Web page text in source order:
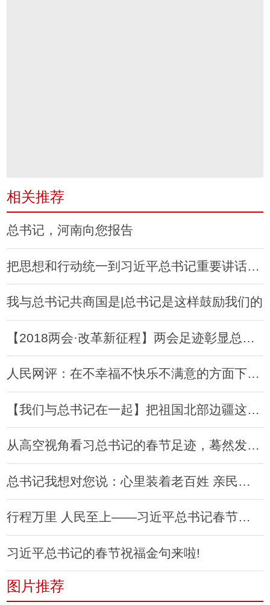
相关推荐
总书记，河南向您报告
把思想和行动统一到习近平总书记重要讲话精神上来奋力谱写新时代中原更加出彩新篇章
我与总书记共商国是|总书记是这样鼓励我们的
【2018两会·改革新征程】两会足迹彰显总书记为民情怀
人民网评：在不幸福不快乐不满意的方面下功夫
【我们与总书记在一起】把祖国北部边疆这道风景线打造得更加亮丽
从高空视角看习总书记的春节足迹，蓦然发现每段路都走得那么不寻常
总书记我想对您说：心里装着老百姓 亲民温暖人民心
行程万里 人民至上——习近平总书记春节考察足迹回访
习近平总书记的春节祝福金句来啦!
图片推荐